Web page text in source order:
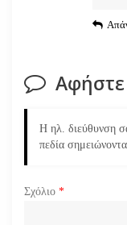
Η ηλ. διεύθυνση
πεδία
Σχόλιο *